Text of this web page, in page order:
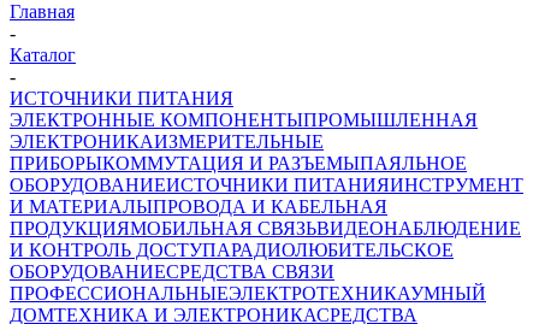
Главная
-
Каталог
-
ИСТОЧНИКИ ПИТАНИЯ
ЭЛЕКТРОННЫЕ КОМПОНЕНТЫПРОМЫШЛЕННАЯ
ЭЛЕКТРОНИКАИЗМЕРИТЕЛЬНЫЕ
ПРИБОРЫКОММУТАЦИЯ И РАЗЪЕМЫПАЯЛЬНОЕ
ОБОРУДОВАНИЕИСТОЧНИКИ ПИТАНИЯИНСТРУМЕНТ
И МАТЕРИАЛЫПРОВОДА И КАБЕЛЬНАЯ
ПРОДУКЦИЯМОБИЛЬНАЯ СВЯЗЬВИДЕОНАБЛЮДЕНИЕ
И КОНТРОЛЬ ДОСТУПАРАДИОЛЮБИТЕЛЬСКОЕ
ОБОРУДОВАНИЕСРЕДСТВА СВЯЗИ
ПРОФЕССИОНАЛЬНЫЕЭЛЕКТРОТЕХНИКАУМНЫЙ
ДОМТЕХНИКА И ЭЛЕКТРОНИКАСРЕДСТВА